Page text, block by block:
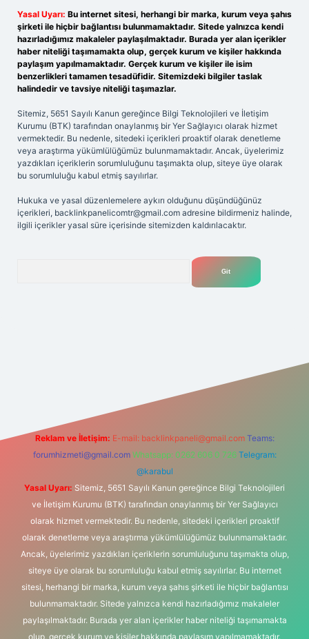
Yasal Uyarı: Bu internet sitesi, herhangi bir marka, kurum veya şahıs
şirketi ile hiçbir bağlantısı bulunmamaktadır. Sitede yalnızca kendi
hazırladığımız makaleler paylaşılmaktadır. Burada yer alan içerikler
haber niteliği taşımamakta olup, gerçek kurum ve kişiler hakkında
paylaşım yapılmamaktadır. Gerçek kurum ve kişiler ile isim
benzerlikleri tamamen tesadüfidir. Sitemizdeki bilgiler taslak
halindedir ve tavsiye niteliği taşımazlar.
Sitemiz, 5651 Sayılı Kanun gereğince Bilgi Teknolojileri ve İletişim
Kurumu (BTK) tarafından onaylanmış bir Yer Sağlayıcı olarak hizmet
vermektedir. Bu nedenle, sitedeki içerikleri proaktif olarak denetleme
veya araştırma yükümlülüğümüz bulunmamaktadır. Ancak, üyelerimiz
yazdıkları içeriklerin sorumluluğunu taşımakta olup, siteye üye olarak
bu sorumluluğu kabul etmiş sayılırlar.
Hukuka ve yasal düzenlemelere aykırı olduğunu düşündüğünüz
içerikleri, backlinkpanelicomtr@gmail.com adresine bildirmeniz halinde,
ilgili içerikler yasal süre içerisinde sitemizden kaldırılacaktır.
Reklam ve İletişim: E-mail: backlinkpaneli@gmail.com Teams:
forumhizmeti@gmail.com Whatsapp: 0262 606 0 726 Telegram:
@karabul
Yasal Uyarı: Sitemiz, 5651 Sayılı Kanun gereğince Bilgi Teknolojileri
ve İletişim Kurumu (BTK) tarafından onaylanmış bir Yer Sağlayıcı
olarak hizmet vermektedir. Bu nedenle, sitedeki içerikleri proaktif
olarak denetleme veya araştırma yükümlülüğümüz bulunmamaktadır.
Ancak, üyelerimiz yazdıkları içeriklerin sorumluluğunu taşımakta olup,
siteye üye olarak bu sorumluluğu kabul etmiş sayılırlar. Bu internet
sitesi, herhangi bir marka, kurum veya şahıs şirketi ile hiçbir bağlantısı
bulunmamaktadır. Sitede yalnızca kendi hazırladığımız makaleler
paylaşılmaktadır. Burada yer alan içerikler haber niteliği taşımamakta
olup, gerçek kurum ve kişiler hakkında paylaşım yapılmamaktadır.